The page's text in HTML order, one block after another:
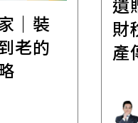
｜裝
老的
財
產